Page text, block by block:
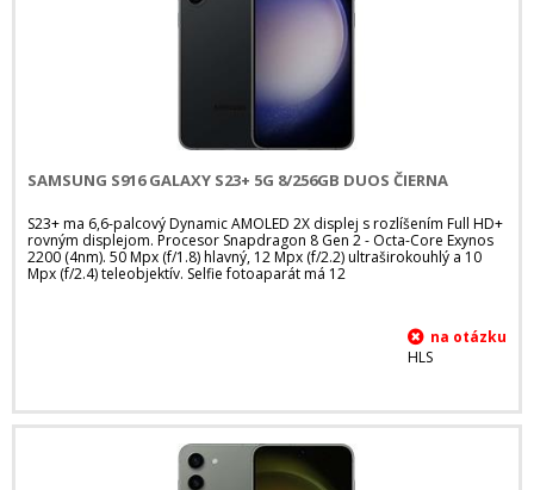
SAMSUNG S916 GALAXY S23+ 5G 8/256GB DUOS ČIERNA
S23+ ma 6,6-palcový Dynamic AMOLED 2X displej s rozlíšením Full HD+
rovným displejom. Procesor Snapdragon 8 Gen 2 - Octa-Core Exynos
2200 (4nm). 50 Mpx (f/1.8) hlavný, 12 Mpx (f/2.2) ultraširokouhlý a 10
Mpx (f/2.4) teleobjektív. Selfie fotoaparát má 12
HLS